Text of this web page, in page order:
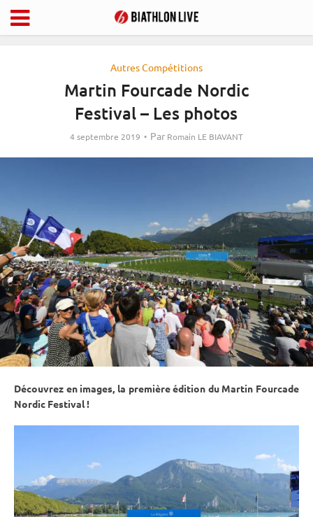
Autres Compétitions
Martin Fourcade Nordic
Festival – Les photos
4 septembre 2019 Par Romain LE BIAVANT
Découvrez en images, la première édition du Martin Fourcade
Nordic Festival !